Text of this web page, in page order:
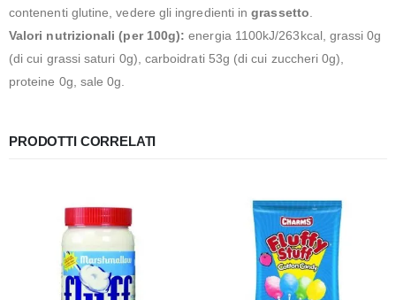
contenenti glutine, vedere gli ingredienti ingrassetto
Valori nutrizionali (per 100g): energia 1100kJ/263kcal, grassi 0g
(di cui grassi saturi 0g), carboidrati 53g (di cui zuccheri 0g),
proteine 0g, sale 0g.
PRODOTTI CORRELATI